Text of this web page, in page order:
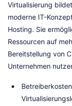
Virtualisierung
moderne IT-
Hosting. Sie
Ressourcen auf
Bereitstellung von
Unternehmen